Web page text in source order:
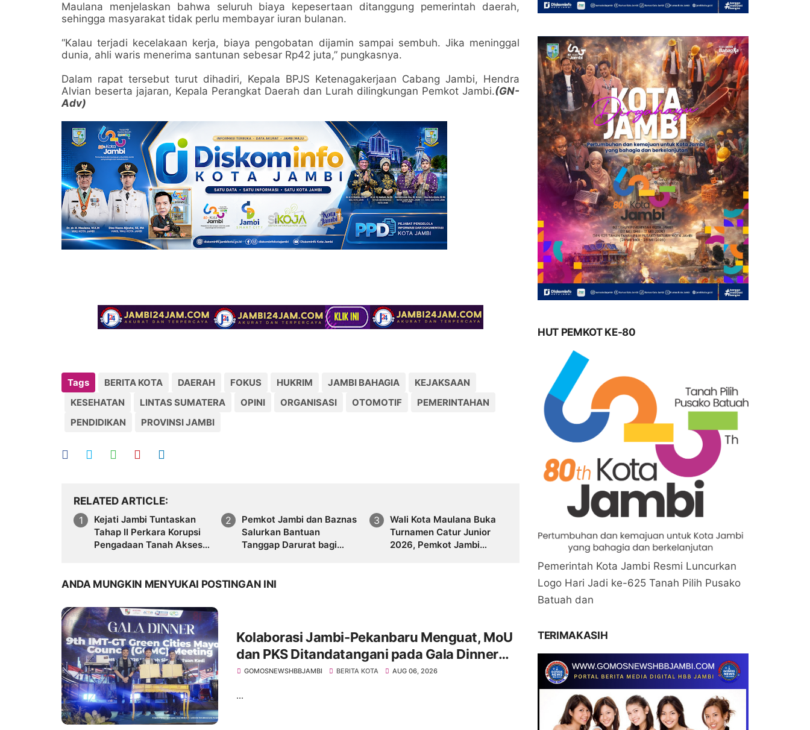
Maulana menjelaskan bahwa seluruh biaya kepesertaan ditanggung pemerintah daerah,
sehingga masyarakat tidak perlu membayar iuran bulanan.
“Kalau terjadi kecelakaan kerja, biaya pengobatan dijamin sampai sembuh. Jika meninggal
dunia, ahli waris menerima santunan sebesar Rp42 juta,” pungkasnya.
Dalam rapat tersebut turut dihadiri, Kepala BPJS Ketenagakerjaan Cabang Jambi, Hendra
Alvian beserta jajaran, Kepala Perangkat Daerah dan Lurah dilingkungan Pemkot Jambi.(GN-
Adv)
Tags BERITA KOTA DAERAH FOKUS HUKRIM JAMBI BAHAGIA
KEJAKSAAN
KESEHATAN
LINTAS SUMATERA OPINI ORGANISASI OTOMOTIF
PEMERINTAHAN
PENDIDIKAN
PROVINSI JAMBI
RELATED ARTICLE
Kejati Jambi Tuntaskan
Tahap II Perkara Korupsi
Pengadaan Tanah Akses
Diserahkan ke Penuntut
Pemkot Jambi dan Baznas
Salurkan Bantuan
Tanggap Darurat bagi
Wali Kota Maulana Buka
Turnamen Catur Junior
2026, Pemkot Jambi
ANDA MUNGKIN MENYUKAI POSTINGAN INI
Kolaborasi Jambi-Pekanbaru Menguat, MoU
dan PKS Ditandatangani pada Gala Dinner
GCMC IMT-GT ke-9 Tahun 2026
GOMOSNEWSHBBJAMBI BERITA KOTA AUG 06, 2026
...
HUT PEMKOT KE-80
Pemerintah Kota Jambi Resmi Luncurkan
Logo Hari Jadi ke-625 Tanah Pilih Pusako
Batuah dan
TERIMAKASIH